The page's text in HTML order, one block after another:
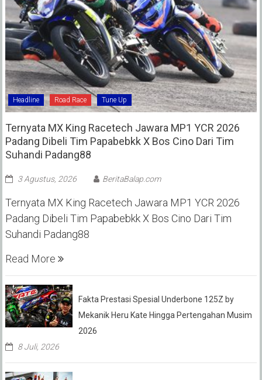
Headline Road Race Tune Up
Ternyata MX King Racetech Jawara MP1 YCR 2026
Padang Dibeli Tim Papabebkk X Bos Cino Dari Tim
Suhandi Padang88
3 Agustus, 2026 BeritaBalap.com
Ternyata MX King Racetech Jawara MP1 YCR 2026
Padang Dibeli Tim Papabebkk X Bos Cino Dari Tim
Suhandi Padang88
Read More
Fakta Prestasi Spesial Underbone 125Z by
Mekanik Heru Kate Hingga Pertengahan Musim
2026
8 Juli, 2026